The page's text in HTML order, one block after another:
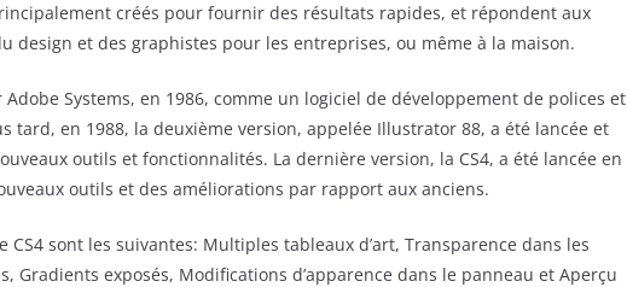
créés pour fournir des résultats rapides, et répondent aux
design et des graphistes pour les entreprises, ou même à la maison.
Systems, en 1986, comme un logiciel de développement de polices et
tard, en 1988, la deuxième version, appelée Illustrator 88, a été lancée et
outils et fonctionnalités. La dernière version, la CS4, a été lancée en
outils et des améliorations par rapport aux anciens.
CS4 sont les suivantes: Multiples tableaux d’art, Transparence dans les
Gradients exposés, Modifications d’apparence dans le panneau et Aperçu